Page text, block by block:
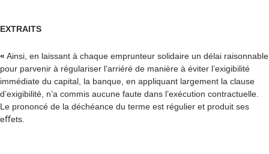
EXTRAITS
« Ainsi, en laissant à chaque emprunteur solidaire un délai raisonnable
pour parvenir à régulariser l’arriéré de manière à éviter l’exigibilité
immédiate du capital, la banque, en appliquant largement la clause
d’exigibilité, n’a commis aucune faute dans l’exécution contractuelle.
Le prononcé de la déchéance du terme est régulier et produit ses
eﬀets.